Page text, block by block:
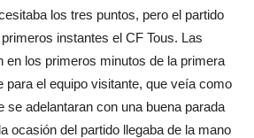
los tres puntos, pero el partido
instantes el CF Tous. Las
en los primeros minutos de la primera
para el equipo visitante, que veía como
se adelantaran con una buena parada
ocasión del partido llegaba de la mano